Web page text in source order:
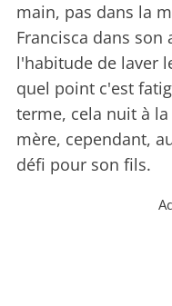
main, pas dans la
Francisca dans son
l'habitude de laver
quel point c'est
terme, cela nuit à
mère, cependant,
défi pour son fils.